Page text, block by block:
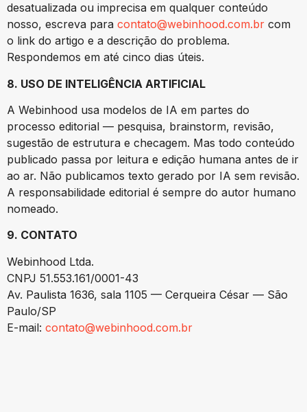
desatualizada ou imprecisa em qualquer conteúdo
nosso, escreva para contato@webinhood.com.br com
o link do artigo e a descrição do problema.
Respondemos em até cinco dias úteis.
8. USO DE INTELIGÊNCIA ARTIFICIAL
A Webinhood usa modelos de IA em partes do
processo editorial — pesquisa, brainstorm, revisão,
sugestão de estrutura e checagem. Mas todo conteúdo
publicado passa por leitura e edição humana antes de ir
ao ar. Não publicamos texto gerado por IA sem revisão.
A responsabilidade editorial é sempre do autor humano
nomeado.
9. CONTATO
Webinhood Ltda.
CNPJ 51.553.161/0001-43
Av. Paulista 1636, sala 1105 — Cerqueira César — São
Paulo/SP
E-mail: contato@webinhood.com.br